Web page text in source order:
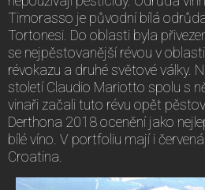
Timorasso je původní bílá
Tortonesi. Do oblasti byla
se nejpěstovanější révou v
révokazu a druhé světové války.
století Claudio Mariotto spolu s
vinaři začali tuto révu opět
Derthona 2018 ocenění jako
bílé víno. V portfoliu mají i
Croatina.